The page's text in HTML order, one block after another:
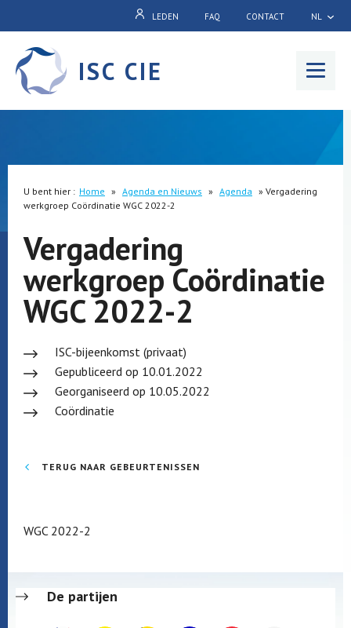
LEDEN FAQ CONTACT NL
ISC CIE
U bent hier : Home » Agenda en Nieuws » Agenda » Vergadering
werkgroep Coördinatie WGC 2022-2
Vergadering
werkgroep Coördinatie
WGC 2022-2
ISC-bijeenkomst (privaat)
Gepubliceerd op 10.01.2022
Georganiseerd op 10.05.2022
Coördinatie
TERUG NAAR GEBEURTENISSEN
WGC 2022-2
De partijen